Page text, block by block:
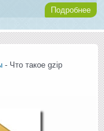
Подробнее
- Что такое gzip